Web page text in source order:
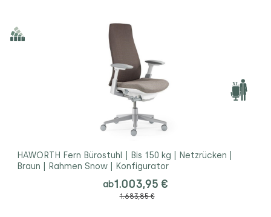
HAWORTH Fern Bürostuhl | Bis 150 kg | Netzrücken |
Braun | Rahmen Snow | Konfigurator
ab1.003,95 €
1.683,85 €